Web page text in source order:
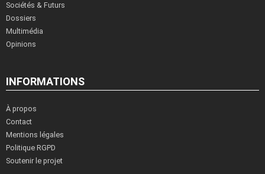
Sociétés & Futurs
Dossiers
Multimédia
Opinions
INFORMATIONS
À propos
Contact
Mentions légales
Politique RGPD
Soutenir le projet